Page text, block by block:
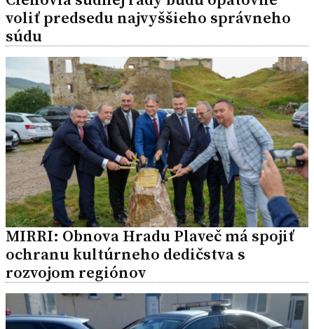
voliť predsedu najvyššieho správneho
súdu
MIRRI: Obnova Hradu Plaveč má spojiť
ochranu kultúrneho dedičstva s
rozvojom regiónov